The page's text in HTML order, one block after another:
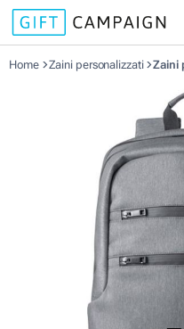
Home Zaini personalizzati Zaini